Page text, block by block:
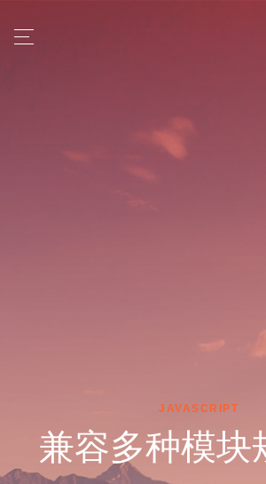
JAVASCRIPT
兼容多种模块